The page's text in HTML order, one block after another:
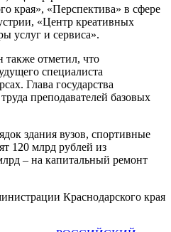
края», «Перспектива» в сфере
«Центр креативных
услуг и сервиса».
отметил, что
специалиста
Глава государства
преподавателей базовых
здания вузов, спортивные
120 млрд рублей из
– на капитальный ремонт
Краснодарского края